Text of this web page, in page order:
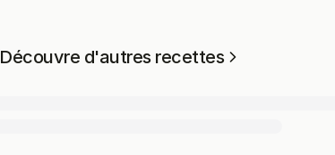
Découvre d'autres recettes